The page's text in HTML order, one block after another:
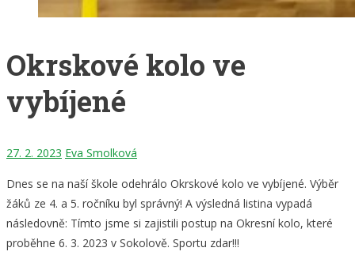
Okrskové kolo ve
vybíjené
27. 2. 2023 Eva Smolková
Dnes se na naší škole odehrálo Okrskové kolo ve vybíjené. Výběr
žáků ze 4. a 5. ročníku byl správný! A výsledná listina vypadá
následovně: Tímto jsme si zajistili postup na Okresní kolo, které
proběhne 6. 3. 2023 v Sokolově. Sportu zdar!!!